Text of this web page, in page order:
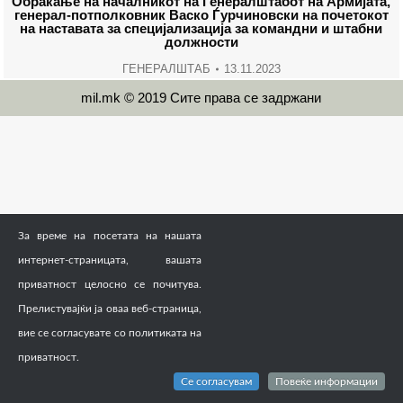
генерал-потполковник Васко Ѓурчиновски на почетокот
на наставата за специјализација за командни и штабни
должности
ГЕНЕРАЛШТАБ 13.11.2023
mil.mk © 2019 Сите права се задржани
За време на посетата на нашата
интернет-страницата, вашата
приватност целосно се почитува.
Прелистувајќи ја оваа веб-страница,
вие се согласувате со политиката на
приватност.
Се согласувам Повеќе информации